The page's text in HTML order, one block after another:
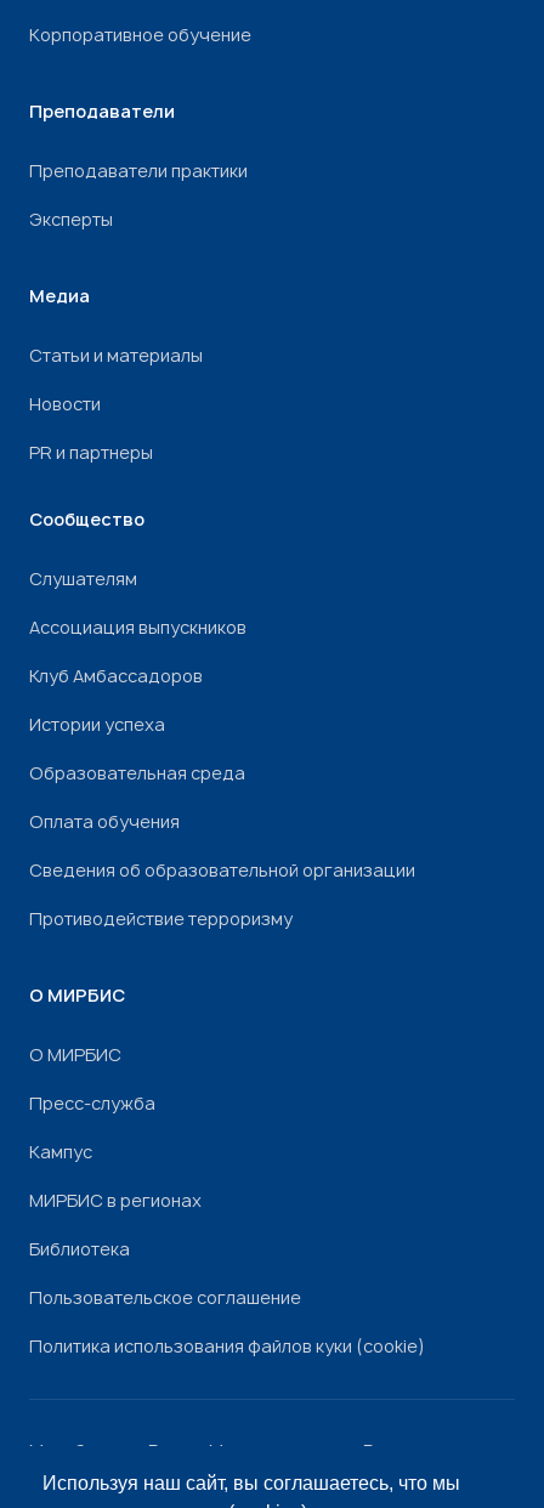
Используя наш сайт, вы соглашаетесь, что мы
Корпоративное обучение
Преподаватели
Преподаватели практики
Эксперты
Медиа
Статьи и материалы
Новости
PR и партнеры
Сообщество
Слушателям
Ассоциация выпускников
Клуб Амбассадоров
Истории успеха
Образовательная среда
Оплата обучения
Сведения об образовательной организации
Противодействие терроризму
О МИРБИС
О МИРБИС
Пресс-служба
Кампус
МИРБИС в регионах
Библиотека
Пользовательское соглашение
Политика использования файлов куки (cookie)
Минобрнауки России Минпросвещения России
РоскомнадзорРособрнадзор
© «МИРБИС», 2026